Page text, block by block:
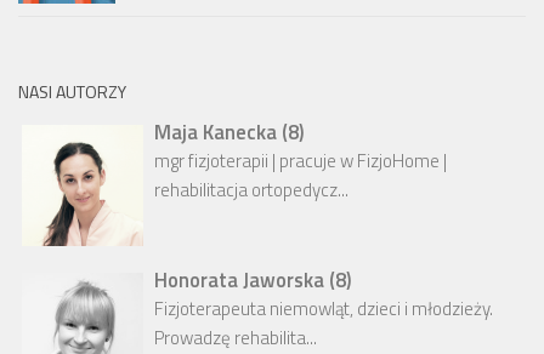
NASI AUTORZY
Maja Kanecka (8)
mgr fizjoterapii | pracuje w FizjoHome |
rehabilitacja ortopedycz...
Honorata Jaworska (8)
Fizjoterapeuta niemowląt, dzieci i młodzieży.
Prowadzę rehabilita...